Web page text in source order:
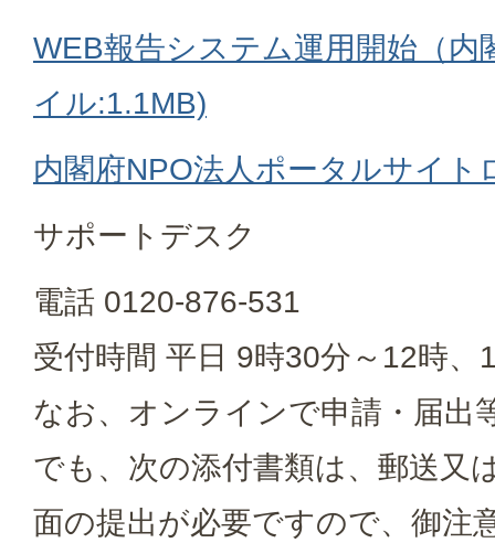
WEB報告システム運用開始（内
イル:1.1MB)
内閣府NPO法人ポータルサイト
サポートデスク
電話 0120-876-531
受付時間 平日 9時30分～12時、
なお、オンラインで申請・届出
でも、次の添付書類は、郵送又
面の提出が必要ですので、御注